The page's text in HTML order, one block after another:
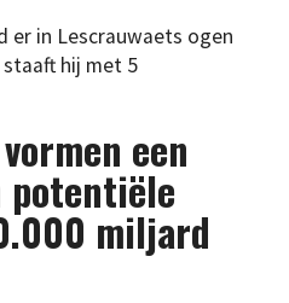
er in Lescrauwaets ogen
hij met 5
een
potentiële
miljard